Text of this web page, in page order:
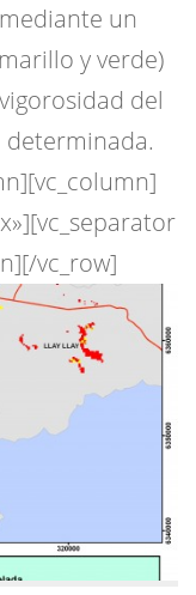
un
y verde)
del
determinada.
vc_row]